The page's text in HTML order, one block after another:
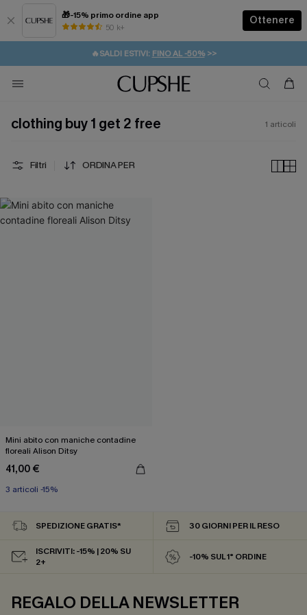
🎁-15% primo ordine app
50 k+
Ottenere
⚡️-15% SUGLI ESSENZIALI DA VACANZA | ACQUISTA
🔥SALDI ESTIVI: FINO AL -50%>>
🚚SPEDIZIONE GRATUITA DA 49€
💌REGALO PER I NUOVI: 20% DI SCONTO*
clothing buy 1 get 2 free 1 articoli
Filtri ORDINA PER
Mini abito con maniche contadine
floreali Alison Ditsy
41,00 €
3 articoli -15%
SPEDIZIONE GRATIS* 30 GIORNI PER IL RESO
ISCRIVITI: -15% | 20% SU
2+
-10% SUL 1° ORDINE
REGALO DELLA NEWSLETTER